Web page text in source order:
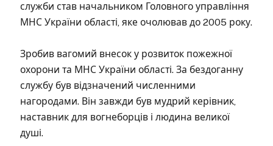
служби став начальником Головного управління
МНС України області, яке очолював до 2005 року.
Зробив вагомий внесок у розвиток пожежної
охорони та МНС України області. За бездоганну
службу був відзначений численними
нагородами. Він завжди був мудрий керівник,
наставник для вогнеборців і людина великої
душі.